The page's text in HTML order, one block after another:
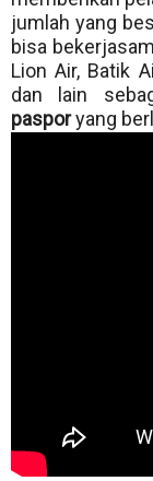
jumlah yang
bisa
Lion Air, Batik
dan lain
pasporyang